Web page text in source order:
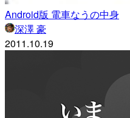
Android版 電車なうの中身
深澤 豪
2011.10.19